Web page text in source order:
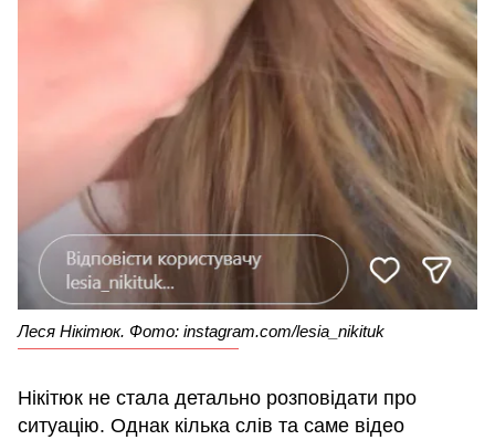
Леся Нікітюк. Фото: instagram.com/lesia_nikituk
Нікітюк не стала детально розповідати про
ситуацію. Однак кілька слів та саме відео